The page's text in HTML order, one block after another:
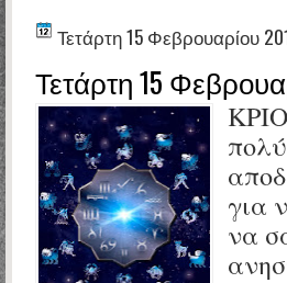
Τετάρτη 15 Φεβρουαρίου
Τετάρτη 15
για
να